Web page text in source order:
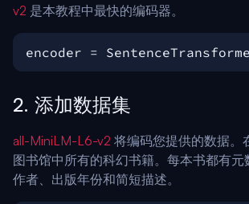
v2 是本教程中最快的编码器。
encoder =
2. 添加数据集
all-MiniLM-L6-v2 将编码您提供的数据。
图书馆中所有的科幻书籍。每本书都有元
作者、出版年份和简短描述。